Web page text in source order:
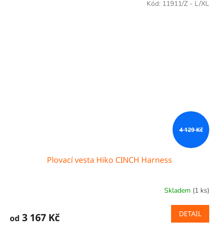
4 129 Kč
Plovací vesta Hiko CINCH Harness
Skladem (1 ks)
od 3 167 Kč DETAIL
Kód: 11911/Z - L/XL